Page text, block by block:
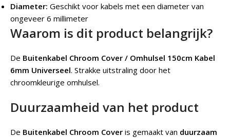
Diameter: Geschikt voor kabels met een diameter van
ongeveer 6 millimeter
Waarom is dit product belangrijk?
De Buitenkabel Chroom Cover / Omhulsel 150cm Kabel
6mm Universeel. Strakke uitstraling door het
chroomkleurige omhulsel.
Duurzaamheid van het product
De Buitenkabel Chroom Cover is gemaakt van duurzaam